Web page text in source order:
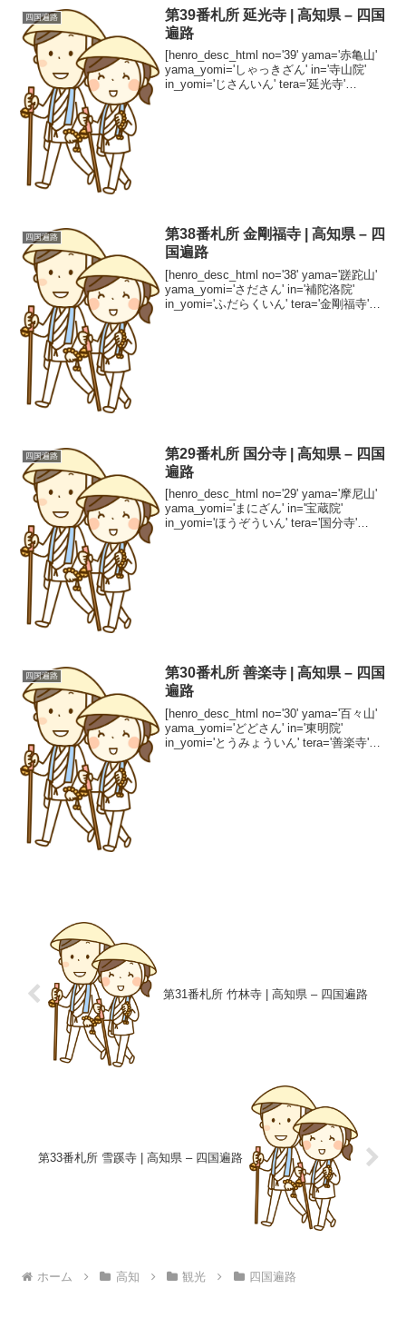
四国遍路
第39番札所 延光寺 | 高知県 – 四国
遍路
[henro_desc_html no='39' yama='赤亀山'
yama_yomi='しゃっきざん' in='寺山院'
in_yomi='じさんいん' tera='延光寺'
四国遍路
第38番札所 金剛福寺 | 高知県 – 四
国遍路
[henro_desc_html no='38' yama='蹉跎山'
yama_yomi='さださん' in='補陀洛院'
in_yomi='ふだらくいん' tera='金剛福寺'
四国遍路
第29番札所 国分寺 | 高知県 – 四国
遍路
[henro_desc_html no='29' yama='摩尼山'
yama_yomi='まにざん' in='宝蔵院'
in_yomi='ほうぞういん' tera='国分寺'
四国遍路
第30番札所 善楽寺 | 高知県 – 四国
遍路
[henro_desc_html no='30' yama='百々山'
yama_yomi='どどさん' in='東明院'
in_yomi='とうみょういん' tera='善楽寺'
第31番札所 竹林寺 | 高知県 – 四国遍路
第33番札所 雪蹊寺 | 高知県 – 四国遍路
ホーム 高知 観光 四国遍路